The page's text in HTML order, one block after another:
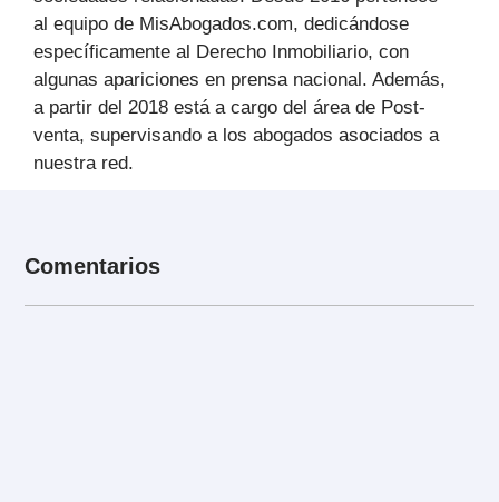
al equipo de MisAbogados.com, dedicándose
específicamente al Derecho Inmobiliario, con
algunas apariciones en prensa nacional. Además,
a partir del 2018 está a cargo del área de Post-
venta, supervisando a los abogados asociados a
nuestra red.
Comentarios